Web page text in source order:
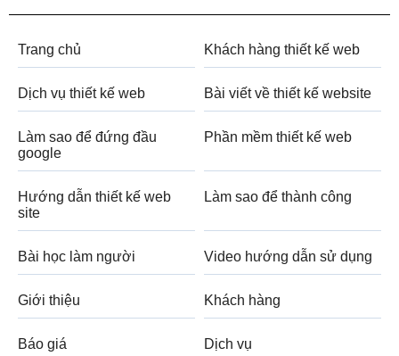
Trang chủ Khách hàng thiết kế web
Dịch vụ thiết kế web Bài viết về thiết kế website
Làm sao để đứng đầu
google
Phần mềm thiết kế web
Hướng dẫn thiết kế web
site
Làm sao để thành công
Bài học làm người Video hướng dẫn sử dụng
Giới thiệu Khách hàng
Báo giá Dịch vụ